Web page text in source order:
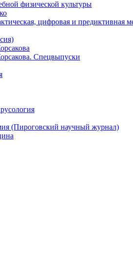
физической культуры
цифровая и предиктивная
Спецвыпуски
(Пироговский научный журнал)